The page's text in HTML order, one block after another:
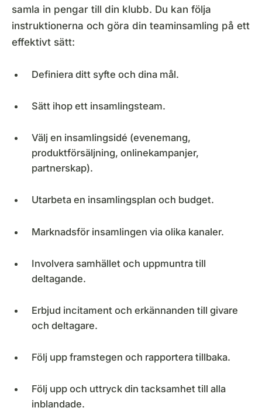
samla in pengar till din klubb. Du kan följa
instruktionerna och göra din teaminsamling på ett
effektivt sätt:
Definiera ditt syfte och dina mål.
Sätt ihop ett insamlingsteam.
Välj en insamlingsidé (evenemang,
produktförsäljning, onlinekampanjer,
partnerskap).
Utarbeta en insamlingsplan och budget.
Marknadsför insamlingen via olika kanaler.
Involvera samhället och uppmuntra till
deltagande.
Erbjud incitament och erkännanden till givare
och deltagare.
Följ upp framstegen och rapportera tillbaka.
Följ upp och uttryck din tacksamhet till alla
inblandade.